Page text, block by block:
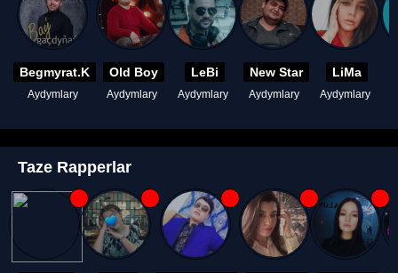
Begmyrat.K
Aydymlary
Old Boy
Aydymlary
LeBi
Aydymlary
New Star
Aydymlary
LiMa
Aydymlary
Taze Rapperlar